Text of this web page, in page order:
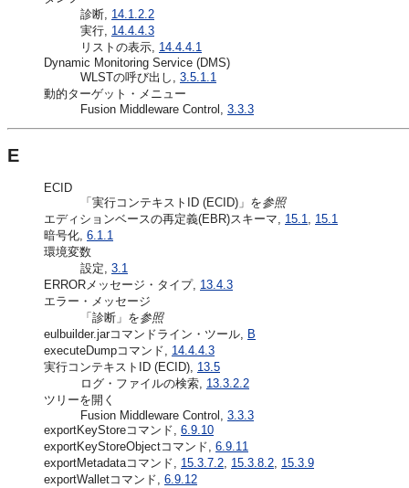
診断, 14.1.2.2
実行, 14.4.4.3
リストの表示, 14.4.4.1
Dynamic Monitoring Service (DMS)
WLSTの呼び出し, 3.5.1.1
動的ターゲット・メニュー
Fusion Middleware Control, 3.3.3
E
ECID
「実行コンテキストID (ECID)」を参照
エディションベースの再定義(EBR)スキーマ, 15.1, 15.1
暗号化, 6.1.1
環境変数
設定, 3.1
ERRORメッセージ・タイプ, 13.4.3
エラー・メッセージ
「診断」を参照
eulbuilder.jarコマンドライン・ツール, B
executeDumpコマンド, 14.4.4.3
実行コンテキストID (ECID), 13.5
ログ・ファイルの検索, 13.3.2.2
ツリーを開く
Fusion Middleware Control, 3.3.3
exportKeyStoreコマンド, 6.9.10
exportKeyStoreObjectコマンド, 6.9.11
exportMetadataコマンド, 15.3.7.2, 15.3.8.2, 15.3.9
exportWalletコマンド, 6.9.12